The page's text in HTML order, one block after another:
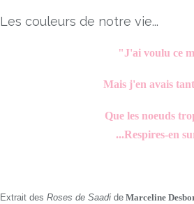
Les couleurs de notre vie...
"J'ai voulu ce
Mais j'en avais
Que les noeuds
...Respires-en
Extrait des Roses de Saadi de Marceline